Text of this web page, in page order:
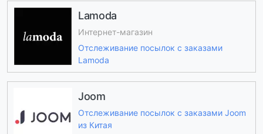
Lamoda
Интернет-магазин
Отслеживание посылок с заказами
Lamoda
Joom
Отслеживание посылок с заказами Joom
из Китая